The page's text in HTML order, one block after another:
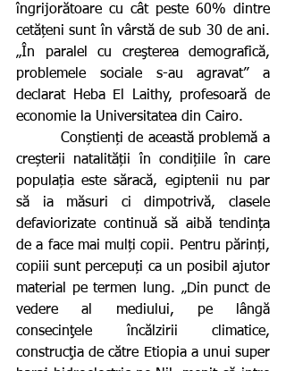
îngrijorătoare cu cât peste 60% dintre
cetățeni sunt în vârstă de sub 30 de ani.
„În paralel cu creşterea demografică,
problemele sociale s-au agravat” a
declarat Heba El Laithy, profesoară de
economie la Universitatea din Cairo.
creșterii natalității în condițiile în care
populația este săracă, egiptenii nu par
să ia măsuri ci dimpotrivă, clasele
defaviorizate continuă să aibă tendința
de a face mai mulți copii. Pentru părinți,
copiii sunt percepuți ca un posibil ajutor
material pe termen lung. „Din punct de
vedere al mediului, pe lângă
consecinţele încălzirii climatice,
construcţia de către Etiopia a unui super